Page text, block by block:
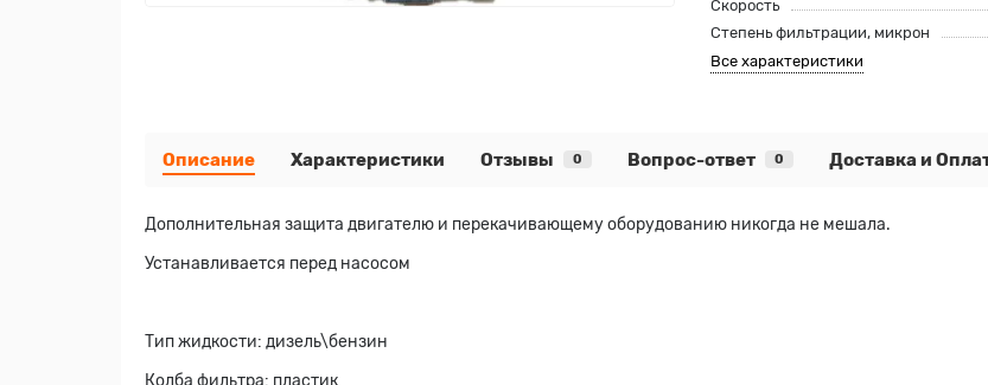
Скорость
Степень фильтрации, микрон
Все характеристики
Описание Характеристики Отзывы 0 Вопрос-ответ 0 Доставка и
Дополнительная защита двигателю и перекачивающему оборудованию никогда не мешала.
Устанавливается перед насосом
Тип жидкости: дизель\бензин
Колба фильтра: пластик